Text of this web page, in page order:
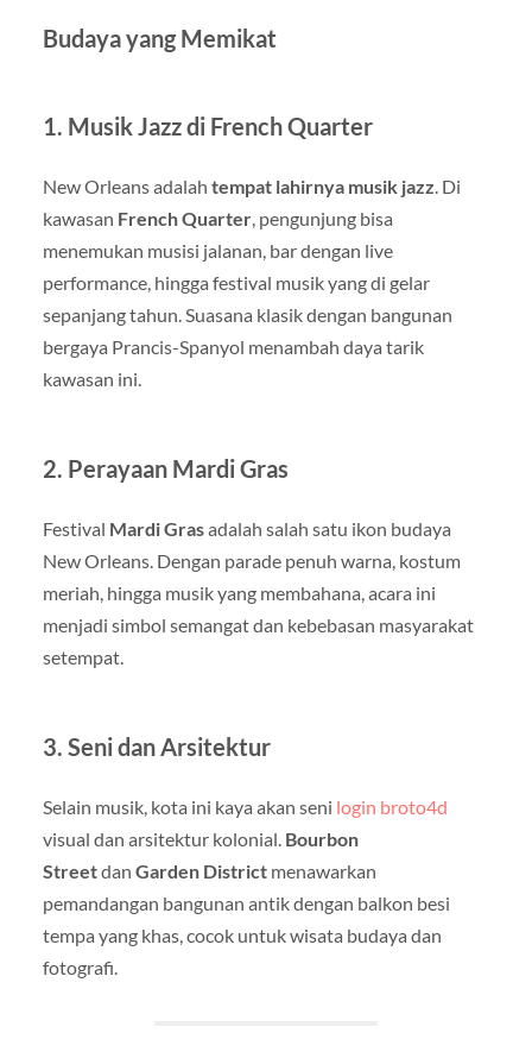
Budaya yang Memikat
1. Musik Jazz di French Quarter
New Orleans adalah tempat lahirnya musik jazz. Di
kawasan French Quarter, pengunjung bisa
menemukan musisi jalanan, bar dengan live
performance, hingga festival musik yang di gelar
sepanjang tahun. Suasana klasik dengan bangunan
bergaya Prancis-Spanyol menambah daya tarik
kawasan ini.
2. Perayaan Mardi Gras
Festival Mardi Grasadalah salah satu ikon budaya
New Orleans. Dengan parade penuh warna, kostum
meriah, hingga musik yang membahana, acara ini
menjadi simbol semangat dan kebebasan masyarakat
setempat.
3. Seni dan Arsitektur
Selain musik, kota ini kaya akan seni login broto4d
visual dan arsitektur kolonial. Bourbon
Streetdan Garden Districtmenawarkan
pemandangan bangunan antik dengan balkon besi
tempa yang khas, cocok untuk wisata budaya dan
fotografi.